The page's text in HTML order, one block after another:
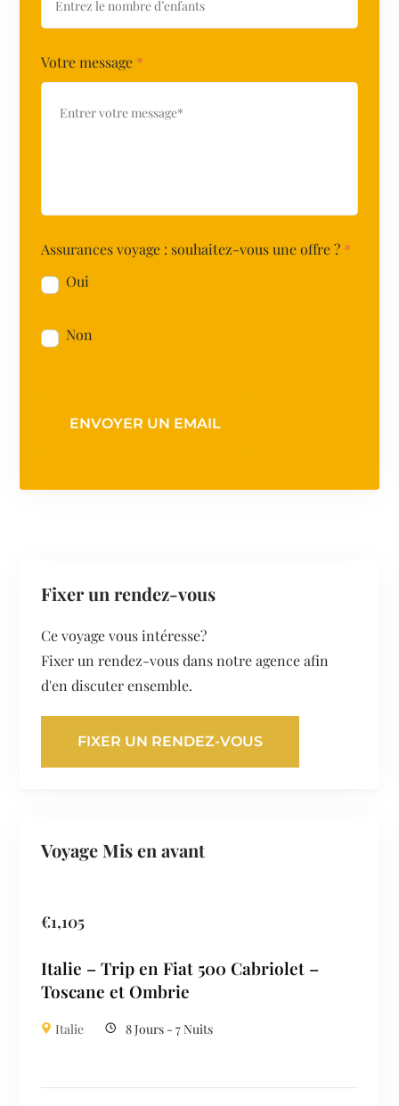
Votre message *
Assurances voyage : souhaitez-vous une offre ? *
Oui
Non
ENVOYER UN EMAIL
Fixer un rendez-vous
Ce voyage vous intéresse?
Fixer un rendez-vous dans notre agence afin
d'en discuter ensemble.
FIXER UN RENDEZ-VOUS
Voyage Mis en avant
€1,105
Italie – Trip en Fiat 500 Cabriolet –
Toscane et Ombrie
Italie 8 Jours - 7 Nuits